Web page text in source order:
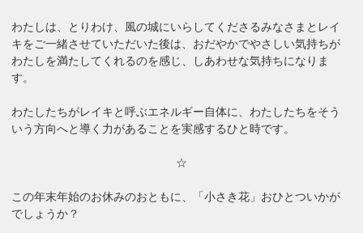
わたしは、とりわけ、風の城にいらしてくださるみなさまとレイ
キをご一緒させていただいた後は、おだやかでやさしい気持ちが
わたしを満たしてくれるのを感じ、しあわせな気持ちになりま
す。
わたしたちがレイキと呼ぶエネルギー自体に、わたしたちをそう
いう方向へと導く力があることを実感するひと時です。
☆
この年末年始のお休みのおともに、「小さき花」おひとついかが
でしょうか？